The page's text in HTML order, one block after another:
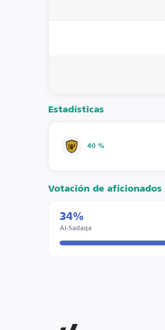
Estadísticas
40 %
Votación de aficionados
34%
Al-Sadaqa